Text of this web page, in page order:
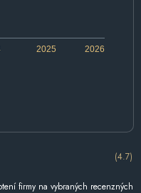
2026
2025
(4.7)
firmy na vybraných recenzných